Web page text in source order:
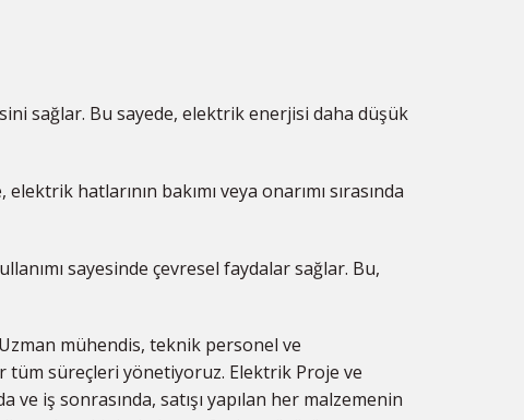
sağlar. Bu sayede, elektrik enerjisi daha düşük
hatlarının bakımı veya onarımı sırasında
sayesinde çevresel faydalar sağlar. Bu,
mühendis, teknik personel ve
tüm süreçleri yönetiyoruz. Elektrik Proje ve
iş sonrasında, satışı yapılan her malzemenin